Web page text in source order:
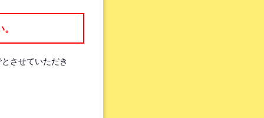
させていただき